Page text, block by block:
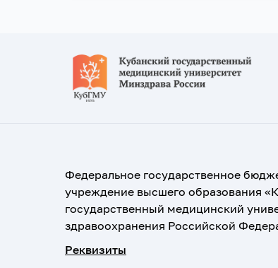
Федеральное государственное
учреждение высшего образования
государственный медицинский
здравоохранения Российской
Реквизиты